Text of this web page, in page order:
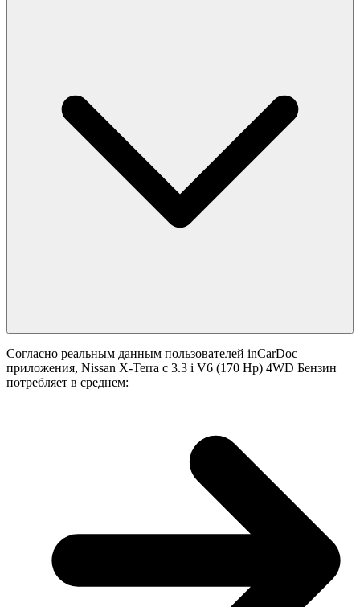
Согласно реальным данным пользователей inCarDoc
приложения, Nissan X-Terra с 3.3 i V6 (170 Hp) 4WD Бензин
потребляет в среднем: